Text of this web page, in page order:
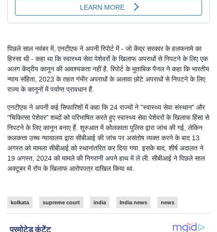
पिछले साल नवंबर में, एनटीएफ ने अपनी रिपोर्ट में - जो केंद्र सरकार के हलफनामे का
हिस्सा थी - कहा था कि स्वास्थ्य सेवा पेशेवरों के खिलाफ अपराधों से निपटने के लिए एक
अलग केंद्रीय कानून की आवश्यकता नहीं है. रिपोर्ट के मुताबिक पैनल ने कहा कि भारतीय
न्याय संहिता, 2023 के तहत गंभीर अपराधों के अलावा छोटे अपराधों से निपटने के लिए
राज्य के कानूनों में पर्याप्त प्रावधान हैं.
एनटीएफ ने अपनी कई सिफारिशों में कहा कि 24 राज्यों ने "स्वास्थ्य सेवा संस्थान" और
"चिकित्सा पेशेवर" शब्दों को परिभाषित करते हुए स्वास्थ्य सेवा पेशेवरों के खिलाफ हिंसा से
निपटने के लिए कानून बनाए हैं. शुरुआत में कोलकाता पुलिस द्वारा जांच की गई, लेकिन
कलकत्ता उच्च न्यायालय द्वारा सीबीआई की जांच पर असंतोष व्यक्त करने के बाद 13
अगस्त को मामला सीबीआई को स्थानांतरित कर दिया गया. इसके बाद, शीर्ष अदालत ने
19 अगस्त, 2024 को मामले की निगरानी अपने हाथ में ले ली. सीबीआई ने पिछले साल
अक्टूबर में रॉय के खिलाफ आरोपपत्र दाखिल किया था.
kolkata supreme court india India news news